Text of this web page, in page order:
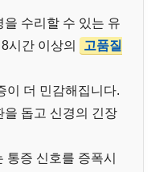
을 수리할 수 있는 유
시간 이상의
고품질
이 더 민감해집니다.
을 돕고 신경의 긴장
통증 신호를 증폭시